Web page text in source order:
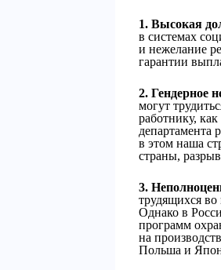
1. Высокая
в системах
и нежелание
гарантии
2. Гендерное
могут
работнику,
в этом наша
страны,
3.
трудящихся
Однако в
программ
на
Польша и